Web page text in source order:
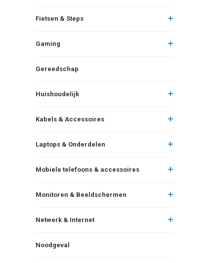
Fietsen & Steps
Gaming
Gereedschap
Huishoudelijk
Kabels & Accessoires
Laptops & Onderdelen
Mobiele telefoons & accessoires
Monitoren & Beeldschermen
Netwerk & Internet
Noodgeval